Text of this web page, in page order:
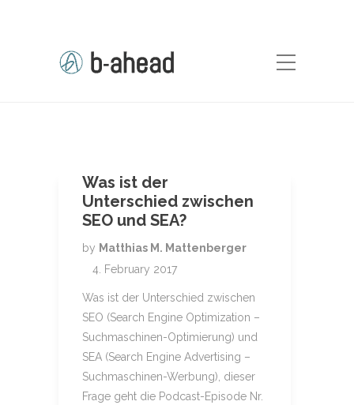
Was ist der
Unterschied zwischen
SEO und SEA?
by Matthias M. Mattenberger
4. February 2017
Was ist der Unterschied zwischen
SEO (Search Engine Optimization –
Suchmaschinen-Optimierung) und
SEA (Search Engine Advertising –
Suchmaschinen-Werbung), dieser
Frage geht die Podcast-Episode Nr.